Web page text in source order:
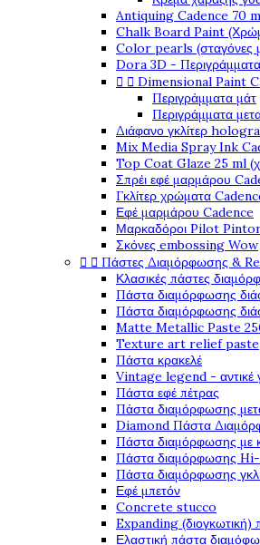
Antiquing Cadence 70
Chalk Board Paint
Color pearls (σταγόνες
Dora 3D -
  Dimensional Paint
Περιγράμματα μάτ
Περιγράμματα
Διάφανο γκλίτερ
Mix Media Spray Ink
Top Coat Glaze 25 ml
Σπρέι εφέ μαρμάρου
Γκλίτερ χρώματα
Εφέ μαρμάρου Cadence
Μαρκαδόροι Pilot
Σκόνες embossing Wow
  Πάστες Διαμόρφωσης &
Κλασικές πάστες
Πάστα διαμόρφωσης
Πάστα διαμόρφωσης
Matte Metallic Paste
Texture art relief paste
Πάστα κρακελέ
Vintage legend - αντικέ
Πάστα εφέ πέτρας
Πάστα διαμόρφωσης
Diamond Πάστα
Πάστα διαμόρφωσης με
Πάστα διαμόρφωσης
Πάστα διαμόρφωσης
Εφέ μπετόν
Concrete stucco
Expanding
Ελαστική πάστα